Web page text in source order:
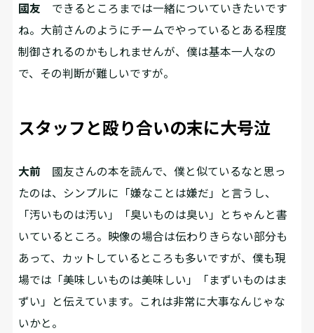
國友 できるところまでは一緒についていきたいです
ね。大前さんのようにチームでやっているとある程度
制御されるのかもしれませんが、僕は基本一人なの
で、その判断が難しいですが。
スタッフと殴り合いの末に大号泣
大前 國友さんの本を読んで、僕と似ているなと思っ
たのは、シンプルに「嫌なことは嫌だ」と言うし、
「汚いものは汚い」「臭いものは臭い」とちゃんと書
いているところ。映像の場合は伝わりきらない部分も
あって、カットしているところも多いですが、僕も現
場では「美味しいものは美味しい」「まずいものはま
ずい」と伝えています。これは非常に大事なんじゃな
いかと。